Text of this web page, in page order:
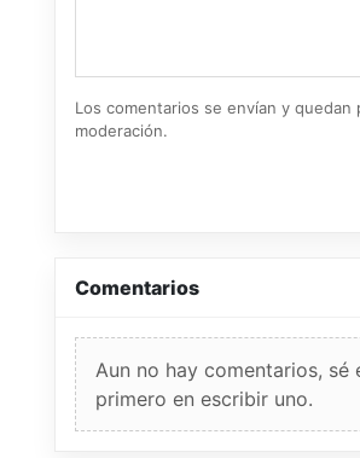
Los comentarios se envían y quedan
moderación.
Comentarios
Aun no hay comentarios, sé
primero en escribir uno.